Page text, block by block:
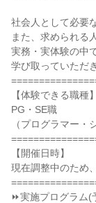
社会人として必要
また、求められる
実務・実体験の中
学び取っていただ
【体験できる職種】
PG・SE職
（プログラマー・
【開催日時】
現在調整中のため
⏩実施プログラム(